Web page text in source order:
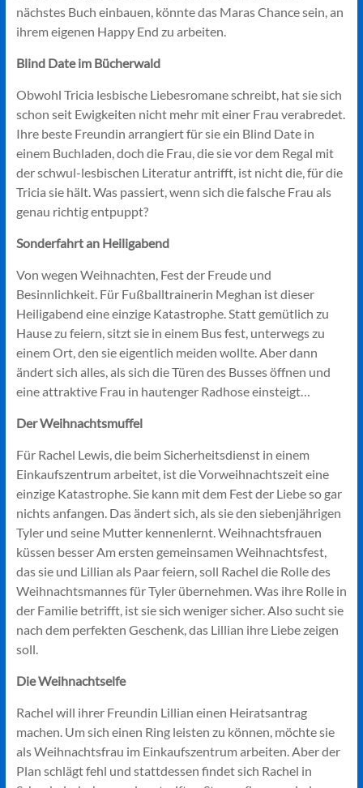
nächstes Buch einbauen, könnte das Maras Chance sein, an
ihrem eigenen Happy End zu arbeiten.
Blind Date im Bücherwald
Obwohl Tricia lesbische Liebesromane schreibt, hat sie sich
schon seit Ewigkeiten nicht mehr mit einer Frau verabredet.
Ihre beste Freundin arrangiert für sie ein Blind Date in
einem Buchladen, doch die Frau, die sie vor dem Regal mit
der schwul-lesbischen Literatur antrifft, ist nicht die, für die
Tricia sie hält. Was passiert, wenn sich die falsche Frau als
genau richtig entpuppt?
Sonderfahrt an Heiligabend
Von wegen Weihnachten, Fest der Freude und
Besinnlichkeit. Für Fußballtrainerin Meghan ist dieser
Heiligabend eine einzige Katastrophe. Statt gemütlich zu
Hause zu feiern, sitzt sie in einem Bus fest, unterwegs zu
einem Ort, den sie eigentlich meiden wollte. Aber dann
ändert sich alles, als sich die Türen des Busses öffnen und
eine attraktive Frau in hautenger Radhose einsteigt…
Der Weihnachtsmuffel
Für Rachel Lewis, die beim Sicherheitsdienst in einem
Einkaufszentrum arbeitet, ist die Vorweihnachtszeit eine
einzige Katastrophe. Sie kann mit dem Fest der Liebe so gar
nichts anfangen. Das ändert sich, als sie den siebenjährigen
Tyler und seine Mutter kennenlernt. Weihnachtsfrauen
küssen besser Am ersten gemeinsamen Weihnachtsfest,
das sie und Lillian als Paar feiern, soll Rachel die Rolle des
Weihnachtsmannes für Tyler übernehmen. Was ihre Rolle in
der Familie betrifft, ist sie sich weniger sicher. Also sucht sie
nach dem perfekten Geschenk, das Lillian ihre Liebe zeigen
soll.
Die Weihnachtselfe
Rachel will ihrer Freundin Lillian einen Heiratsantrag
machen. Um sich einen Ring leisten zu können, möchte sie
als Weihnachtsfrau im Einkaufszentrum arbeiten. Aber der
Plan schlägt fehl und stattdessen findet sich Rachel in